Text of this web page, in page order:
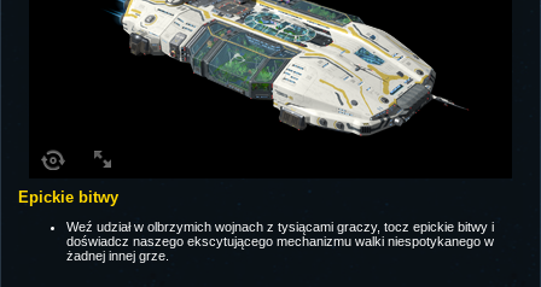
Epickie bitwy
Weź udział w olbrzymich wojnach z tysiącami graczy, tocz epickie bitwy i
doświadcz naszego ekscytującego mechanizmu walki niespotykanego w
żadnej innej grze.